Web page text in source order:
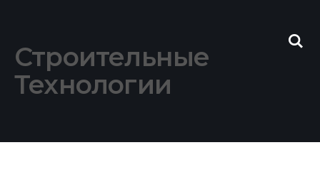
Строительные
Технологии